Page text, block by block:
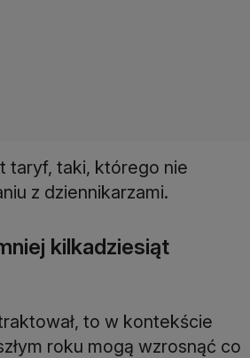
taryf, taki, którego nie
z dziennikarzami.
kilkadziesiąt
to w kontekście
roku mogą wzrosnąć co